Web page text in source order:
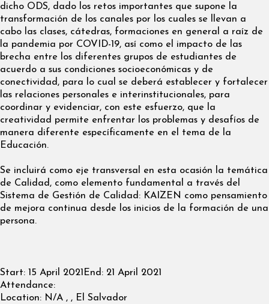
dicho ODS, dado los retos importantes que supone la
transformación de los canales por los cuales se llevan a
cabo las clases, cátedras, formaciones en general a raíz de
la pandemia por COVID-19, así como el impacto de las
brecha entre los diferentes grupos de estudiantes de
acuerdo a sus condiciones socioeconómicas y de
conectividad, para lo cual se deberá establecer y fortalecer
las relaciones personales e interinstitucionales, para
coordinar y evidenciar, con este esfuerzo, que la
creatividad permite enfrentar los problemas y desafíos de
manera diferente específicamente en el tema de la
Educación.
Se incluirá como eje transversal en esta ocasión la temática
de Calidad, como elemento fundamental a través del
Sistema de Gestión de Calidad: KAIZEN como pensamiento
de mejora continua desde los inicios de la formación de una
persona.
Start: 15 April 2021 End: 21 April 2021
Attendance:
Location: N/A , , El Salvador